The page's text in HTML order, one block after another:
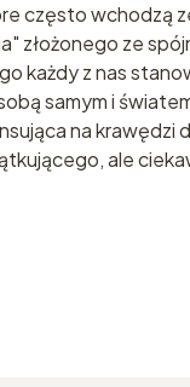
często wchodzą
złożonego ze
każdy z nas
samym i
na krawędzi
ale